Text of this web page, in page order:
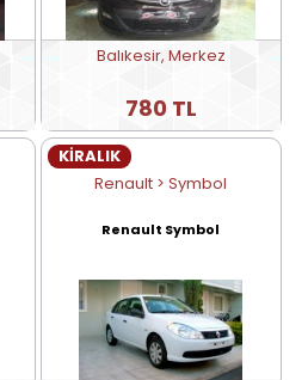
Balıkesir, Merkez
780 TL
KİRALIK
Renault > Symbol
Renault Symbol